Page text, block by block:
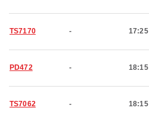
TS7170 - 17:25
PD472 - 18:15
TS7062 - 18:15